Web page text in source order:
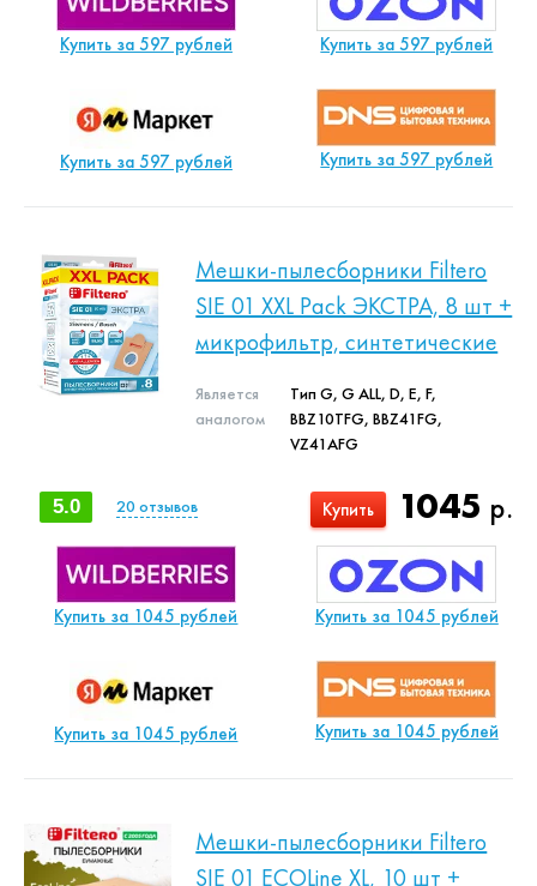
Купить за 597 рублей Купить за 597 рублей
Купить за 597 рублей Купить за 597 рублей
Мешки-пылесборники Filtero
SIE 01 XXL Pack ЭКСТРА, 8 шт +
микрофильтр, синтетические
Является
аналогом
Тип G, G ALL, D, E, F,
BBZ10TFG, BBZ41FG,
VZ41AFG
1045 р.
Купить
5.0 20 отзывов
Купить за 1045 рублей Купить за 1045 рублей
Купить за 1045 рублей Купить за 1045 рублей
Мешки-пылесборники Filtero
SIE 01 ECOLine XL, 10 шт +